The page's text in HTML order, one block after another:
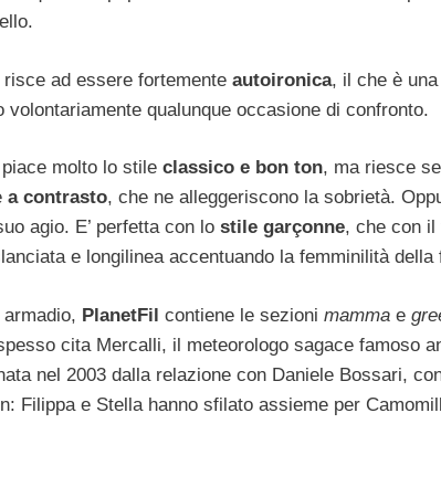
ad essere fortemente autoironica, il che è
qualunque occasione di confronto.
molto lo stile classico e bon ton, ma riesce
a contrasto, che ne alleggeriscono la sobrietà.
agio. E’ perfetta con lo stile garçonne, che con il
e longilinea accentuando la femminilità della
PlanetFil contiene le sezioni mamma e
cita Mercalli, il meteorologo sagace famoso
nel 2003 dalla relazione con Daniele Bossari,
Filippa e Stella hanno sfilato assieme per